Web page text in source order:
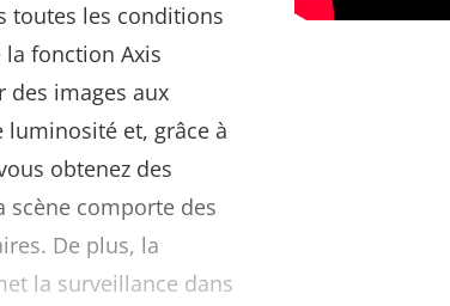
toutes les conditions
fonction Axis
des images aux
luminosité et, grâce à
obtenez des
scène comporte des
De plus, la
la surveillance dans